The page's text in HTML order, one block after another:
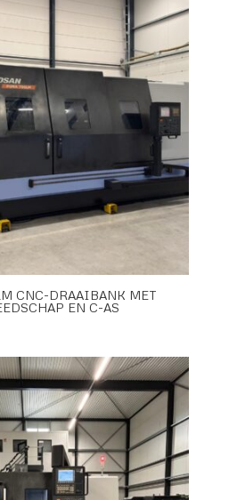
CNC-DRAAIBANK MET
EN C-AS